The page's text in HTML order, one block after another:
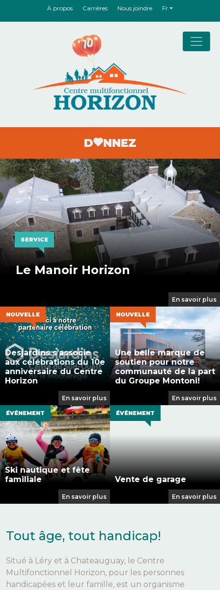
À propos Carrières Nous joindre Fr
D NNEZ
SERVICE
Le Manoir Horizon
En savoir plus
Previous
NOUVELLE
Desjardins s’associe
aux célébrations du 10e
anniversaire du Centre
Horizon
En savoir plus
NOUVELLE
Une belle marque de
soutien pour notre
communauté de la part
du Groupe Montoni!
En savoir plus
ÉVÉNEMENT
Ski nautique et fête
familiale
En savoir plus
ÉVÉNEMENT
Vente de garage
En savoir plus
Tout âge, tout handicap!
Situé à Léry et à Chateauguay, le Centre
Multifonctionnel Horizon, pour les personnes
handicapées et leur famille, est un organisme